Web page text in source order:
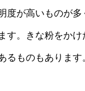
度が高いものが多
す。きな粉をか
るものもあります